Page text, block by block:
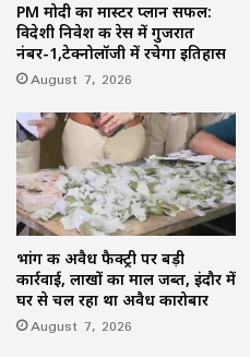
PM मोदी का मास्टर प्लान सफल:
विदेशी निवेश की रेस में गुजरात
नंबर-1,टेक्नोलॉजी में रचेगा इतिहास
August 7, 2026
भांग की अवैध फैक्ट्री पर बड़ी
कार्रवाई, लाखों का माल जब्त, इंदौर में
घर से चल रहा था अवैध कारोबार
August 7, 2026